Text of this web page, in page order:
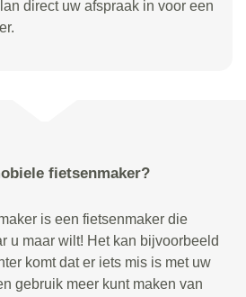
direct uw afspraak in voor een
fietsenmaker?
is een fietsenmaker die
u maar wilt! Het kan bijvoorbeeld
komt dat er iets mis is met uw
gebruik meer kunt maken van